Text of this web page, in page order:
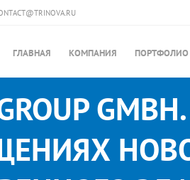
ГЛАВНАЯ КОМПАНИЯ ПОРТФОЛИО